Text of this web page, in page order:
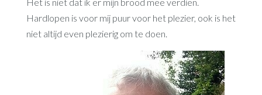
Hardlopen is voor mij puur voor het plezier, ook is het
niet altijd even plezierig om te doen.